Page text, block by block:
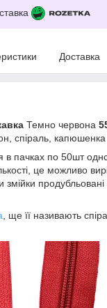
Доставка
Темно червона
спіраль, капюшенка
в пачках по 50шт
це можливо
змійки
, ще її називають